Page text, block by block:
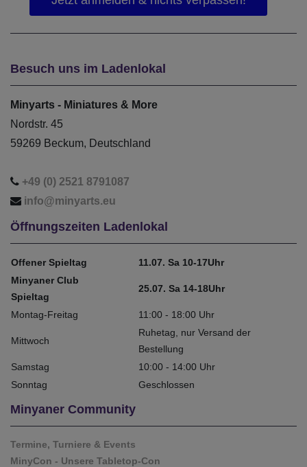
Besuch uns im Ladenlokal
Minyarts - Miniatures & More
Nordstr. 45
59269 Beckum, Deutschland
+49 (0) 2521 8791087
info@minyarts.eu
Öffnungszeiten Ladenlokal
Offener Spieltag
11.07. Sa 10-17Uhr
Minyaner Club
Spieltag
25.07. Sa 14-18Uhr
Montag-Freitag 11:00 - 18:00 Uhr
Mittwoch
Ruhetag, nur Versand der
Bestellung
Samstag
10:00 - 14:00 Uhr
Sonntag
Geschlossen
Minyaner Community
Termine, Turniere & Events
MinyCon - Unsere Tabletop-Con